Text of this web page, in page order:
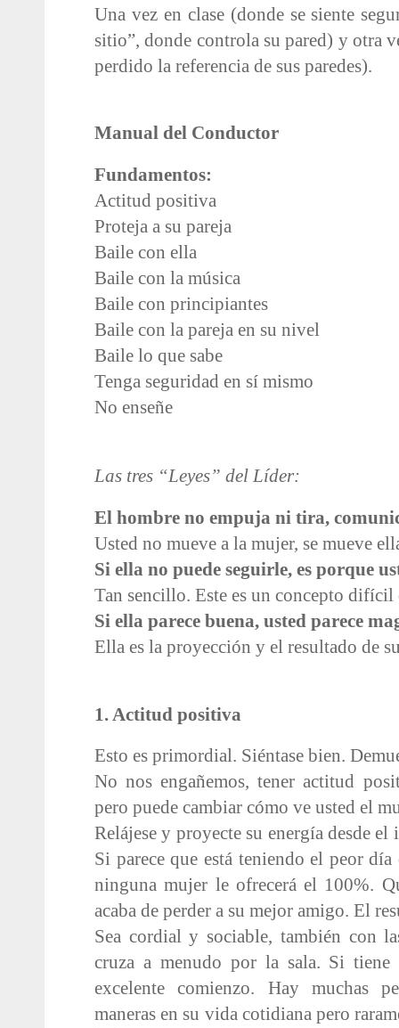
Una vez en clase (donde se siente
sitio”, donde controla su pared) y otra
perdido la referencia de sus paredes).
Manual del Conductor
Fundamentos:
Actitud positiva
Proteja a su pareja
Baile con ella
Baile con la música
Baile con principiantes
Baile con la pareja en su nivel
Baile lo que sabe
Tenga seguridad en sí mismo
No enseñe
Las tres “Leyes” del Líder:
El hombre no empuja ni tira,
Usted no mueve a la mujer, se mueve
Si ella no puede seguirle, es porque
Tan sencillo. Este es un concepto difícil
Si ella parece buena, usted parece
Ella es la proyección y el resultado de
1. Actitud positiva
Esto es primordial. Siéntase bien.
No nos engañemos, tener actitud
pero puede cambiar cómo ve usted el
Relájese y proyecte su energía desde
Si parece que está teniendo el peor
ninguna mujer le ofrecerá el 100%.
acaba de perder a su mejor amigo. El
Sea cordial y sociable, también con
cruza a menudo por la sala. Si tiene
excelente comienzo. Hay muchas
maneras en su vida cotidiana pero